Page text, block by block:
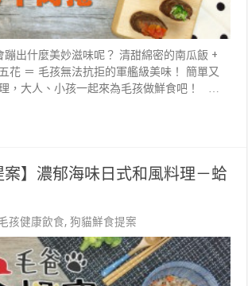
蹦出什麼美妙滋味呢？ 清甜綿密的南瓜飯 +
花 ＝ 毛孩無法抗拒的軍艦級美味！ 簡單又
，大人、小孩一起來為毛孩做鮮食吧！ …
案】濃郁海味日式和風料理－蛤
孩健康飲食,狗貓鮮食提案